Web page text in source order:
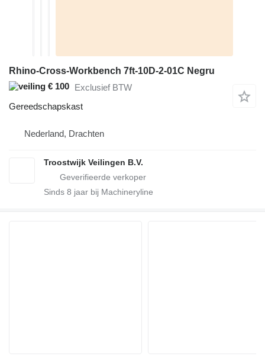
Rhino-Cross-Workbench 7ft-10D-2-01C Negru
€ 100 Exclusief BTW
Gereedschapskast
Nederland, Drachten
Troostwijk Veilingen B.V.
Sinds 8 jaar bij Machineryline